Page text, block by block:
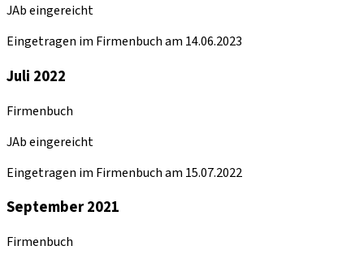
JAb eingereicht
Eingetragen im Firmenbuch am 14.06.2023
Juli 2022
Firmenbuch
JAb eingereicht
Eingetragen im Firmenbuch am 15.07.2022
September 2021
Firmenbuch